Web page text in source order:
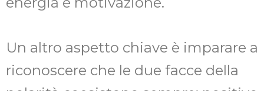
Un altro aspetto chiave è imparare a
riconoscere che le due facce della